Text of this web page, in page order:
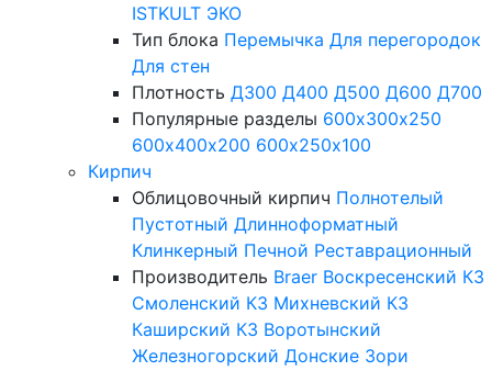
ISTKULT ЭКО
Тип блока Перемычка Для перегородок
Для стен
Плотность Д300 Д400 Д500 Д600 Д700
Популярные разделы 600х300х250
600х400х200 600х250х100
Кирпич
Облицовочный кирпич Полнотелый
Пустотный Длинноформатный
Клинкерный Печной Реставрационный
Производитель Braer Воскресенский КЗ
Смоленский КЗ Михневский КЗ
Каширский КЗ Воротынский
Железногорский Донские Зори